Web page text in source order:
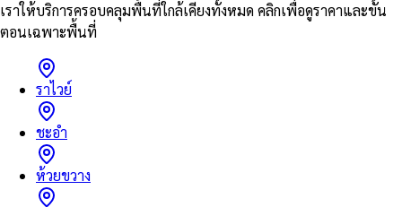
เราให้บริการครอบคลุมพื้นที่ใกล้เคียงทั้งหมด คลิกเพื่อดูราคาและขั้น
ตอนเฉพาะพื้นที่
ราไวย์
ชะอำ
ห้วยขวาง